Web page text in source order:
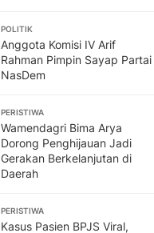
POLITIK
Anggota Komisi IV Arif
Rahman Pimpin Sayap Partai
NasDem
PERISTIWA
Wamendagri Bima Arya
Dorong Penghijauan Jadi
Gerakan Berkelanjutan di
Daerah
PERISTIWA
Kasus Pasien BPJS Viral,